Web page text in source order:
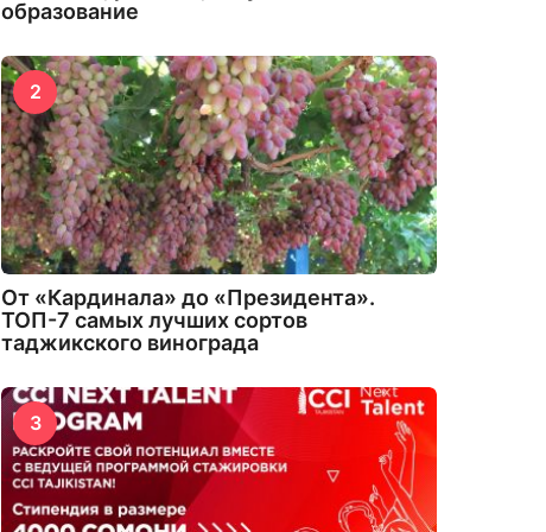
образование
2
От «Кардинала» до «Президента».
ТОП-7 самых лучших сортов
таджикского винограда
3